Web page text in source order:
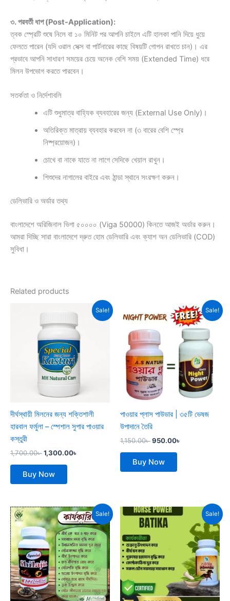
৩. পরবর্তী ধাপ (Post-Application):
ত্বক স্প্রেটি শুষে নিলে বা ১০ মিনিট পর আপনি চাইলে এটি হালকা পানি দিয়ে ধুয়ে
ফেলতে পারেন (যদি ওরাল সেক্স বা পার্টনারের কাছে বিষয়টি গোপন রাখতে চান)। এর
প্রভাবে আপনি সাধারণ সময়ের চেয়ে অনেক বেশি সময় (Extended Time) ধরে
মিলন উপভোগ করতে পারবেন।
সতর্কতা ও নির্দেশাবলি
এটি শুধুমাত্র বাহ্যিক ব্যবহারের জন্য (External Use Only)।
অতিরিক্ত মাত্রায় ব্যবহার করবেন না (৩ বারের বেশি স্প্রে
নিষ্প্রয়োজন)।
চোখে বা নাকে যাতে না লাগে সেদিকে খেয়াল রাখুন।
শিশুদের নাগালের বাইরে এবং ঠান্ডা স্থানে সংরক্ষণ করুন।
ডেলিভারি ও অর্ডার তথ্য
বাংলাদেশে অরিজিনাল ভিগা ৫০০০০ (Viga 50000) কিনতে আজই অর্ডার করুন।
আমরা দিচ্ছি সারা বাংলাদেশে দ্রুত হোম ডেলিভারি এবং ক্যাশ অন ডেলিভারি (COD)
সুবিধা।
Related products
Sale!
দীর্ঘস্থায়ী মিলনের জন্য শক্তিশালী
হারবাল ফর্মুলা – স্পেশাল সুপার পাওয়ার
কস্তুরী
1,700.00৳
was:
1,700.00৳ .
1,300.00৳
Current
price
is:
1,300.00৳ .
Buy Now
Sale!
পাওয়ার প্লাস পাউডার | ৩৫টি ভেষজ
উপাদানে তৈরি
1,150.00৳
price
was:
1,150.00৳ .
950.00৳
Current
price
is:
950.00৳ .
Buy Now
Sale!
Original
price
was:
1,400.00৳ .
Current
price
is:
1,250.00৳ .
Sale!
Original
price
was:
900.00৳ .
Current
800.00৳ .